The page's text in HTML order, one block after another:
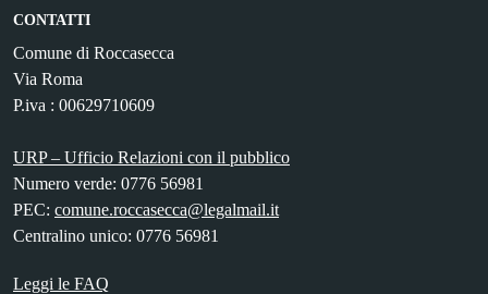
CONTATTI
Comune di Roccasecca
Via Roma
P.iva : 00629710609
URP – Ufficio Relazioni con il pubblico
Numero verde: 0776 56981
PEC: comune.roccasecca@legalmail.it
Centralino unico: 0776 56981
Leggi le FAQ